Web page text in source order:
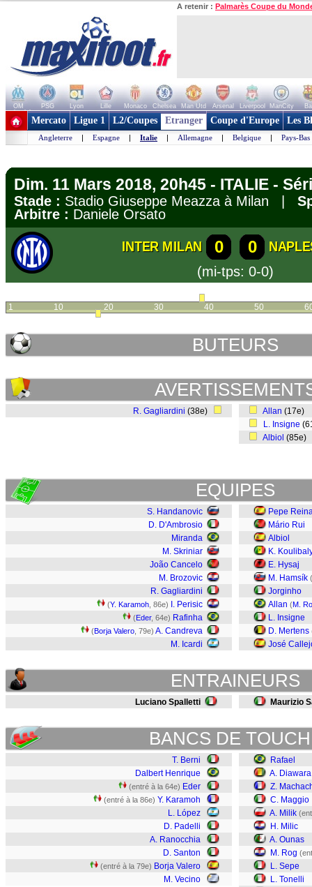
A retenir : Palmarès Coupe du
OM PSG Lyon Lille Monaco Chelsea Man Utd Arsenal Liverpool ManCity
+ de clubs
Mercato Ligue 1 L2/Coupes Etranger Coupe d'Europe Les
Angleterre | Espagne | Italie | Allemagne | Belgique | Pays-Bas
Dim. 11 Mars 2018, 20h45 - ITALIE -
Stade : Stadio Giuseppe Meazza à Milan |
Arbitre : Daniele Orsato
INTER MILAN 0 0
(mi-tps: 0-0)
1 10 20 30 40 50
BUTEURS
R. Gagliardini (38e) Allan (17e)
L. Insigne
Albiol (85e)
EQUIPES
S. Handanovic
D. D'Ambrosio
Miranda
M. Skriniar
João Cancelo
M. Brozovic
R. Gagliardini
(Y. Karamoh , 86e) I. Perisic
(Eder, 64e) Rafinha
(Borja Valero , 79e) A. Candreva
M. Icardi
Pepe
Mário Rui
Albiol
K.
E. Hysaj
M. Hamsík (
Jorginho
Allan (M.
L. Insigne
D. Mertens
José
ENTRAINEURS
Luciano Spalletti Maurizio
BANCS DE
T. Berni
Dalbert Henrique
(entré à la 64e) Eder
(entré à la 86e) Y. Karamoh
L. López
D. Padelli
A. Ranocchia
D. Santon
(entré à la 79e) Borja Valero
M. Vecino
Rafael
A. Diawara
Z.
C. Maggio
A. Milik
H. Milic
A. Ounas
M. Rog
L. Sepe
L. Tonelli